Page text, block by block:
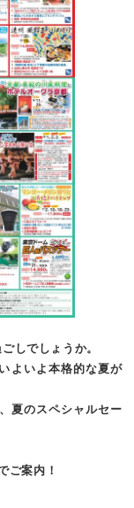
しでしょうか。
よいよ本格的な夏が
夏のスペシャルセー
ご案内！